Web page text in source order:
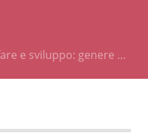
e sviluppo: genere …